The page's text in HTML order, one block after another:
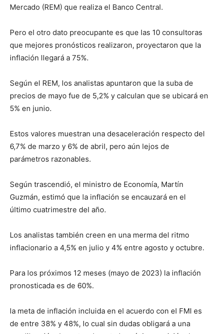
ve…
Mercado (REM) que realiza el Banco Central.
Pero el otro dato preocupante es que las 10 consultoras
que mejores pronósticos realizaron, proyectaron que la
inflación llegará a 75%.
Según el REM, los analistas apuntaron que la suba de
precios de mayo fue de 5,2% y calculan que se ubicará en
5% en junio.
Estos valores muestran una desaceleración respecto del
6,7% de marzo y 6% de abril, pero aún lejos de
parámetros razonables.
Según trascendió, el ministro de Economía, Martín
Guzmán, estimó que la inflación se encauzará en el
último cuatrimestre del año.
Los analistas también creen en una merma del ritmo
inflacionario a 4,5% en julio y 4% entre agosto y octubre.
Para los próximos 12 meses (mayo de 2023) la inflación
pronosticada es de 60%.
la meta de inflación incluida en el acuerdo con el FMI es
de entre 38% y 48%, lo cual sin dudas obligará a una